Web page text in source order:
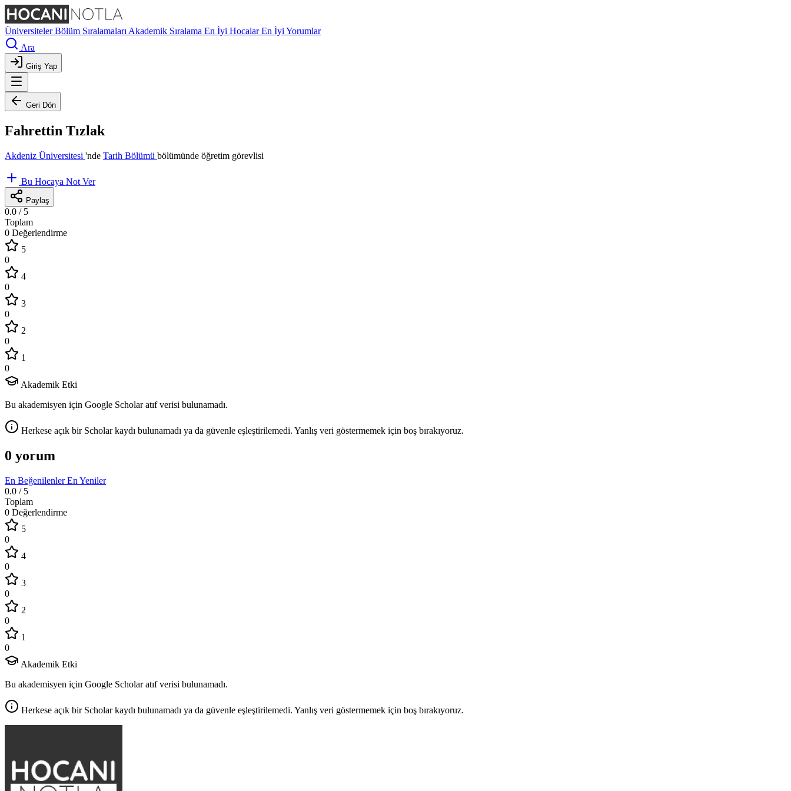
ÜniversitelerBölüm Sıralamaları Akademik Sıralama En İyi HocalarEn İyi Yorumlar
Ara
Giriş Yap
Geri Dön
Fahrettin Tızlak
Akdeniz Üniversitesi 'nde Tarih Bölümü bölümünde öğretim görevlisi
Bu Hocaya Not Ver
Paylaş
0.0 / 5
Toplam
0 Değerlendirme
5
0
4
0
3
0
2
0
1
0
Akademik Etki
Bu akademisyen için Google Scholar atıf verisi bulunamadı.
Herkese açık bir Scholar kaydı bulunamadı ya da güvenle eşleştirilemedi. Yanlış veri göstermemek için boş bırakıyoruz.
0 yorum
En BeğenilenlerEn Yeniler
0.0 / 5
Toplam
0 Değerlendirme
5
0
4
0
3
0
2
0
1
0
Akademik Etki
Bu akademisyen için Google Scholar atıf verisi bulunamadı.
Herkese açık bir Scholar kaydı bulunamadı ya da güvenle eşleştirilemedi. Yanlış veri göstermemek için boş bırakıyoruz.